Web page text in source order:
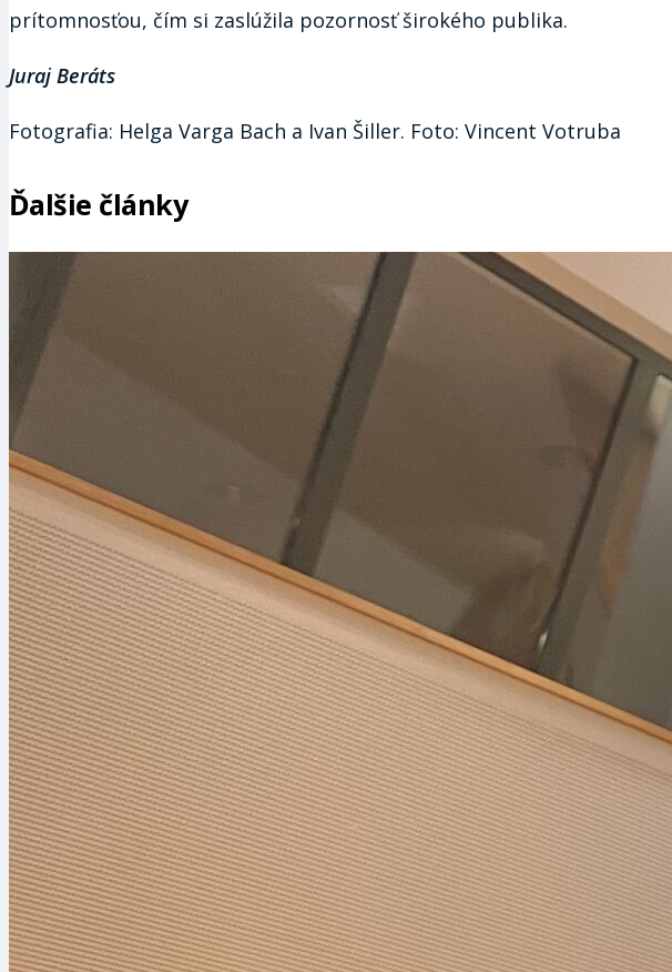
prítomnosťou, čím si zaslúžila pozornosť širokého publika.
Juraj Beráts
Fotografia: Helga Varga Bach a Ivan Šiller. Foto: Vincent Votruba
Ďalšie články